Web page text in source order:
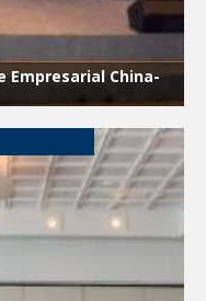
Empresarial China-